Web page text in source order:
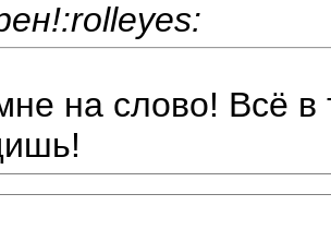
на слово! Всё в